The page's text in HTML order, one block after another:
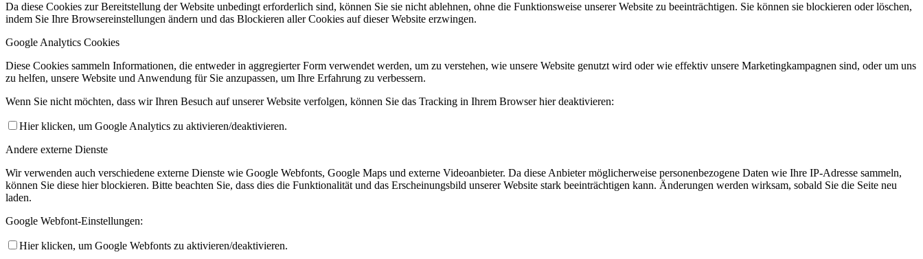
Da diese Cookies zur Bereitstellung der Website unbedingt erforderlich sind, können Sie sie nicht ablehnen, ohne die Funktionsweise unserer Website zu beeinträchtigen. Sie können sie blockieren oder löschen,
indem Sie Ihre Browsereinstellungen ändern und das Blockieren aller Cookies auf dieser Website erzwingen.
Google Analytics Cookies
Diese Cookies sammeln Informationen, die entweder in aggregierter Form verwendet werden, um zu verstehen, wie unsere Website genutzt wird oder wie effektiv unsere Marketingkampagnen sind, oder um uns
zu helfen, unsere Website und Anwendung für Sie anzupassen, um Ihre Erfahrung zu verbessern.
Wenn Sie nicht möchten, dass wir Ihren Besuch auf unserer Website verfolgen, können Sie das Tracking in Ihrem Browser hier deaktivieren:
Hier klicken, um Google Analytics zu aktivieren/deaktivieren.
Andere externe Dienste
Wir verwenden auch verschiedene externe Dienste wie Google Webfonts, Google Maps und externe Videoanbieter. Da diese Anbieter möglicherweise personenbezogene Daten wie Ihre IP-Adresse sammeln,
können Sie diese hier blockieren. Bitte beachten Sie, dass dies die Funktionalität und das Erscheinungsbild unserer Website stark beeinträchtigen kann. Änderungen werden wirksam, sobald Sie die Seite neu
laden.
Google Webfont-Einstellungen:
Hier klicken, um Google Webfonts zu aktivieren/deaktivieren.